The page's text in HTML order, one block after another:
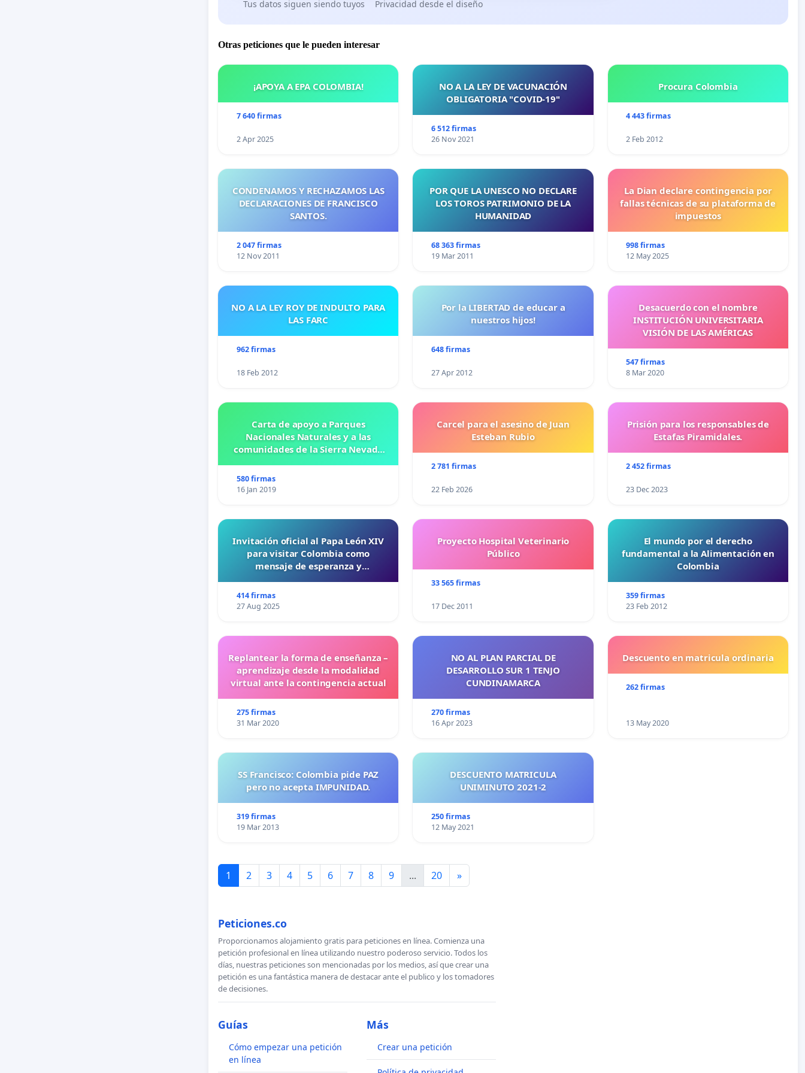
Tus datos siguen siendo tuyos Privacidad desde el diseño
Otras peticiones que le pueden interesar
¡APOYA A EPA COLOMBIA!
7 640 firmas
2 Apr 2025
NO A LA LEY DE VACUNACIÓN
OBLIGATORIA "COVID-19"
6 512 firmas
26 Nov 2021
Procura Colombia
4 443 firmas
2 Feb 2012
CONDENAMOS Y RECHAZAMOS LAS
DECLARACIONES DE FRANCISCO
SANTOS.
2 047 firmas
12 Nov 2011
POR QUE LA UNESCO NO DECLARE
LOS TOROS PATRIMONIO DE LA
HUMANIDAD
68 363 firmas
19 Mar 2011
La Dian declare contingencia por
fallas técnicas de su plataforma de
impuestos
998 firmas
12 May 2025
NO A LA LEY ROY DE INDULTO PARA
LAS FARC
962 firmas
18 Feb 2012
Por la LIBERTAD de educar a
nuestros hijos!
648 firmas
27 Apr 2012
Desacuerdo con el nombre
INSTITUCIÓN UNIVERSITARIA
VISIÓN DE LAS AMÉRICAS
547 firmas
8 Mar 2020
Carta de apoyo a Parques
Nacionales Naturales y a las
comunidades de la Sierra Nevada
580 firmas
16 Jan 2019
Carcel para el asesino de Juan
Esteban Rubio
2 781 firmas
22 Feb 2026
Prisión para los responsables de
Estafas Piramidales.
2 452 firmas
23 Dec 2023
Invitación oficial al Papa León XIV
para visitar Colombia como
mensaje de esperanza y
414 firmas
27 Aug 2025
Proyecto Hospital Veterinario
Público
33 565 firmas
17 Dec 2011
El mundo por el derecho
fundamental a la Alimentación en
Colombia
359 firmas
23 Feb 2012
Replantear la forma de enseñanza –
aprendizaje desde la modalidad
virtual ante la contingencia actual
275 firmas
31 Mar 2020
NO AL PLAN PARCIAL DE
DESARROLLO SUR 1 TENJO
CUNDINAMARCA
270 firmas
16 Apr 2023
Descuento en matricula ordinaria
262 firmas
13 May 2020
SS Francisco: Colombia pide PAZ
pero no acepta IMPUNIDAD.
319 firmas
19 Mar 2013
DESCUENTO MATRICULA
UNIMINUTO 2021-2
250 firmas
12 May 2021
1 2 3 4 5 6 7 8 9 ... 20 »
Peticiones.co
Proporcionamos alojamiento gratis para peticiones en línea. Comienza una
petición profesional en línea utilizando nuestro poderoso servicio. Todos los
días, nuestras peticiones son mencionadas por los medios, así que crear una
petición es una fantástica manera de destacar ante el publico y los tomadores
de decisiones.
Guías
Cómo empezar una petición
en línea
Más
Crear una petición